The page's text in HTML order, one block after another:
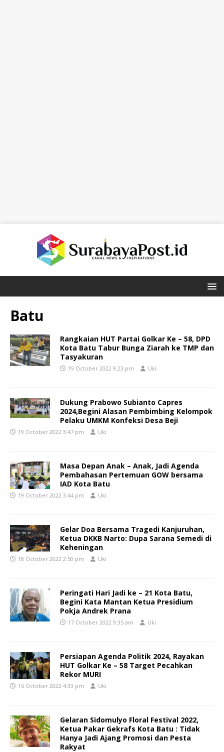
Batu
Rangkaian HUT Partai Golkar Ke – 58, DPD
Kota Batu Tabur Bunga Ziarah ke TMP dan
Tasyakuran
19 October 2022 9:23 pm Uki
Dukung Prabowo Subianto Capres
2024,Begini Alasan Pembimbing Kelompok
Pelaku UMKM Konfeksi Desa Beji
19 October 2022 3:47 pm Uki
Masa Depan Anak – Anak, Jadi Agenda
Pembahasan Pertemuan GOW bersama
IAD Kota Batu
19 October 2022 3:44 pm Uki
Gelar Doa Bersama Tragedi Kanjuruhan,
Ketua DKKB Narto: Dupa Sarana Semedi di
Keheningan
18 October 2022 2:50 pm Uki
Peringati Hari Jadi ke – 21 Kota Batu,
Begini Kata Mantan Ketua Presidium
Pokja Andrek Prana
17 October 2022 9:35 am Uki
Persiapan Agenda Politik 2024, Rayakan
HUT Golkar Ke – 58 Target Pecahkan
Rekor MURI
16 October 2022 4:33 pm Uki
Gelaran Sidomulyo Floral Festival 2022,
Ketua Pakar Gekrafs Kota Batu : Tidak
Hanya Jadi Ajang Promosi dan Pesta
Rakyat